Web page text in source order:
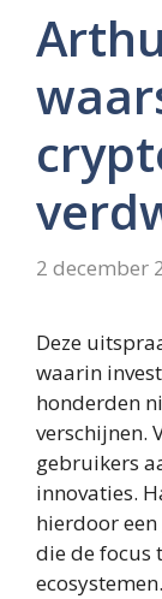
2 december
Deze
waarin
honderden
verschijnen.
gebruikers
innovaties.
hierdoor
die de focus
ecosystemen.